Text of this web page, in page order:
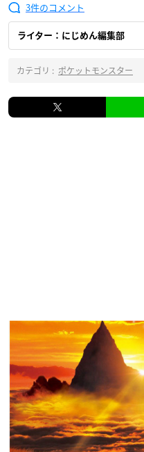
3
ライター：にじめん編集部
カテゴリ : ポケットモンスター